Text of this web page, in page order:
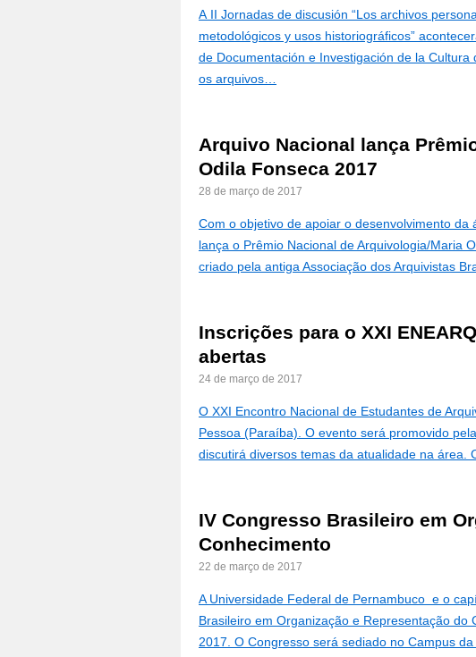
A II Jornadas de discusión “Los archivos
metodológicos y usos historiográficos”
de Documentación e Investigación de la
os arquivos…
Arquivo Nacional lança
Odila Fonseca 2017
28 de março de 2017
Com o objetivo de apoiar o desenvolvimento
lança o Prêmio Nacional de Arquivologia/Maria
criado pela antiga Associação dos Arquivistas
Inscrições para o XXI
abertas
24 de março de 2017
O XXI Encontro Nacional de Estudantes de
Pessoa (Paraíba). O evento será promovido
discutirá diversos temas da atualidade na área.
IV Congresso Brasileiro em
Conhecimento
22 de março de 2017
A Universidade Federal de Pernambuco e o
Brasileiro em Organização e Representação
2017. O Congresso será sediado no Campus